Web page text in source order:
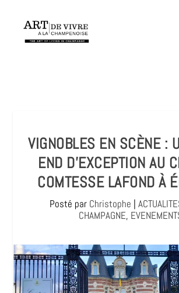
VIGNOBLES EN SCÈNE :
END D’EXCEPTION AU
COMTESSE LAFOND À
Posté par Christophe |
CHAMPAGNE,